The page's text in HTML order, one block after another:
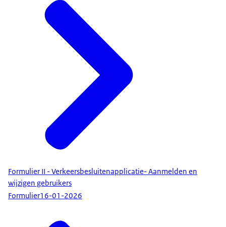
Formulier II - Verkeersbesluitenapplicatie- Aanmelden en
wijzigen gebruikers
Formulier16-01-2026